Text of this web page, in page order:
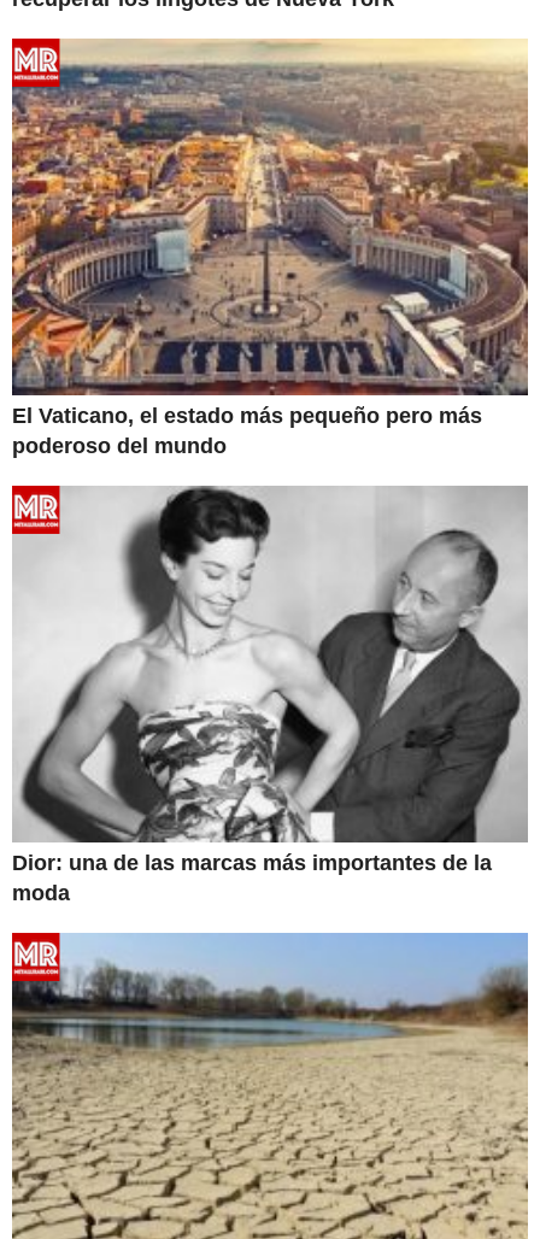
El Vaticano, el estado más pequeño pero más
poderoso del mundo
Dior: una de las marcas más importantes de la
moda